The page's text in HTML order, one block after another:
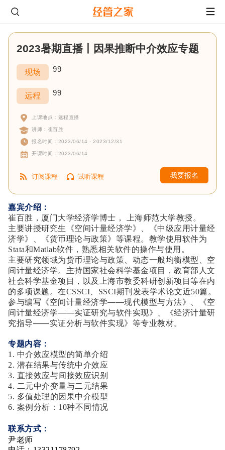
2023暑期直播丨因果推断中介效应专题
现场 99
远程 99
上课地点：远程直播
讲师：崔百胜
报名时间：2023/06/14 - 2023/12/31
开课时间：2023/06/14
订阅课程 试听课程 我要报名
嘉宾介绍：
崔百胜，厦门大学经济学博士， 上海师范大学教授。
主要讲授研究生《空间计量经济学》、《中级应用计量经
济学》、《货币理论与政策》等课程。教学使用软件为
Stata和Matlab软件，熟悉相关软件的操作与使用。
主要研究领域为货币理论与政策、动态一般均衡模型、空
间计量经济学。主持国家社会科学基金项目，教育部人文
社会科学基金项目，以及上海市教委科研创新项目等在内
的多项课题。在CSSCI、SSCI期刊发表学术论文近50篇。
参与编写 《空间计量经济学——现代模型与方法》、《空
间计量经济学——实证研究与软件实现》、《经济计量研
究指导——实证分析与软件实现》 等专业教材。
专题内容：
1. 中介效应模型的简单介绍
2. 潜在结果与传统中介效应
3. 直接效应与间接效应识别
4. 二元中介变量与二元结果
5. 多值处理的因果中介模型
6. 案例分析：10种不同情况
联系方式：
尹老师